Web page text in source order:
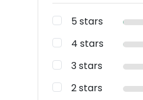
5 stars
4 stars
3 stars
2 stars